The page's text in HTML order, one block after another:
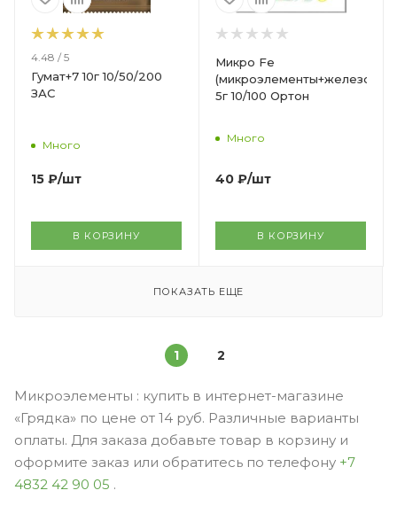
4.48 / 5
Гумат+7 10г 10/50/200
ЗАС
Много
15 ₽/шт
В КОРЗИНУ
Микро Fe
(микроэлементы+железо)
5г 10/100 Ортон
Много
40 ₽/шт
В КОРЗИНУ
ПОКАЗАТЬ ЕЩЕ
1 2
Микроэлементы : купить в интернет-магазине
«Грядка» по цене от 14 руб. Различные варианты
оплаты. Для заказа добавьте товар в корзину и
оформите заказ или обратитесь по телефону +7
4832 42 90 05 .